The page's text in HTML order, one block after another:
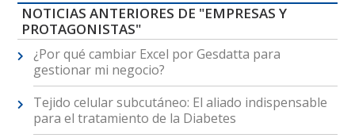
NOTICIAS ANTERIORES DE "EMPRESAS Y
PROTAGONISTAS"
¿Por qué cambiar Excel por Gesdatta para
gestionar mi negocio?
Tejido celular subcutáneo: El aliado indispensable
para el tratamiento de la Diabetes